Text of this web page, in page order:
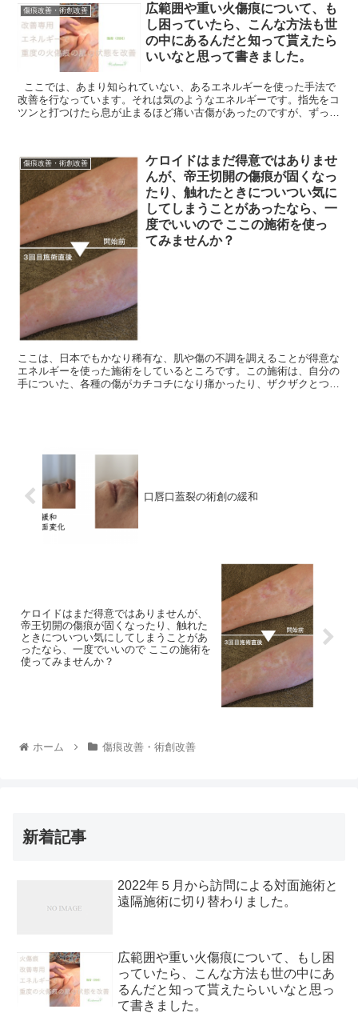
傷痕改善・術創改善
広範囲や重い火傷痕について、も
し困っていたら、こんな方法も世
の中にあるんだと知って貰えたら
いいなと思って書きました。
ここでは、あまり知られていない、あるエネルギーを使った手法で
改善を行なっています。それは気のようなエネルギーです。指先をコ
ツンと打つけたら息が止まるほど痛い古傷があったのですが、ずっと
傷痕改善・術創改善
ケロイドはまだ得意ではありませ
んが、帝王切開の傷痕が固くなっ
たり、触れたときについつい気に
してしまうことがあったなら、一
度でいいので ここの施術を使っ
てみませんか？
ここは、日本でもかなり稀有な、肌や傷の不調を調えることが得意な
エネルギーを使った施術をしているところです。この施術は、自分の
手についた、各種の傷がカチコチになり痛かったり、ザクザクとつい
口唇口蓋裂の術創の緩和
ケロイドはまだ得意ではありませんが、
帝王切開の傷痕が固くなったり、触れた
ときについつい気にしてしまうことがあ
ったなら、一度でいいので ここの施術を
使ってみませんか？
ホーム 傷痕改善・術創改善
新着記事
2022年５月から訪問による対面施術と
遠隔施術に切り替わりました。
広範囲や重い火傷痕について、もし困
っていたら、こんな方法も世の中にあ
るんだと知って貰えたらいいなと思っ
て書きました。